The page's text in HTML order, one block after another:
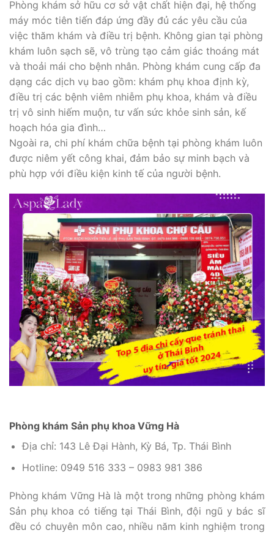
Phòng khám sở hữu cơ sở vật chất hiện đại, hệ thống
máy móc tiên tiến đáp ứng đầy đủ các yêu cầu của
việc thăm khám và điều trị bệnh. Không gian tại phòng
khám luôn sạch sẽ, vô trùng tạo cảm giác thoáng mát
và thoải mái cho bệnh nhân. Phòng khám cung cấp đa
dạng các dịch vụ bao gồm: khám phụ khoa định kỳ,
điều trị các bệnh viêm nhiễm phụ khoa, khám và điều
trị vô sinh hiếm muộn, tư vấn sức khỏe sinh sản, kế
hoạch hóa gia đình…
Ngoài ra, chi phí khám chữa bệnh tại phòng khám luôn
được niêm yết công khai, đảm bảo sự minh bạch và
phù hợp với điều kiện kinh tế của người bệnh.
Phòng khám Sản phụ khoa Vững Hà
Địa chỉ: 143 Lê Đại Hành, Kỳ Bá, Tp. Thái Bình
Hotline: 0949 516 333 – 0983 981 386
Phòng khám Vững Hà là một trong những phòng khám
Sản phụ khoa có tiếng tại Thái Bình, đội ngũ y bác sĩ
đều có chuyên môn cao, nhiều năm kinh nghiệm trong